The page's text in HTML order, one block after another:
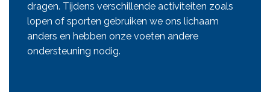
dragen. Tijdens verschillende activiteiten zoals
lopen of sporten gebruiken we ons lichaam
anders en hebben onze voeten andere
ondersteuning nodig.